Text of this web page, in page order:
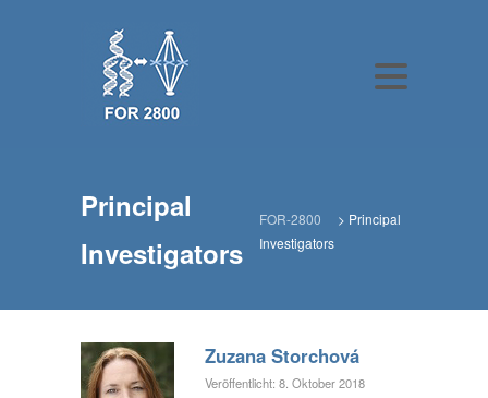
Principal
Investigators
FOR-2800 > Principal
Investigators
Zuzana Storchová
Veröffentlicht: 8. Oktober 2018